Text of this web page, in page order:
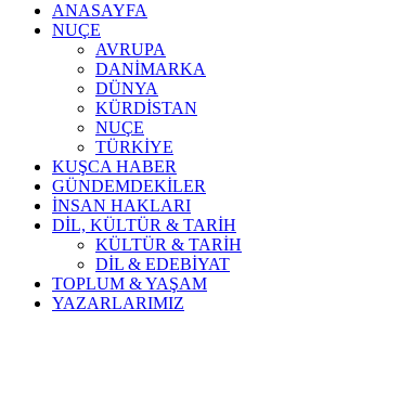
ANASAYFA
NUÇE
AVRUPA
DANİMARKA
DÜNYA
KÜRDİSTAN
NUÇE
TÜRKİYE
KUŞCA HABER
GÜNDEMDEKİLER
İNSAN HAKLARI
DİL, KÜLTÜR & TARİH
KÜLTÜR & TARİH
DİL & EDEBİYAT
TOPLUM & YAŞAM
YAZARLARIMIZ